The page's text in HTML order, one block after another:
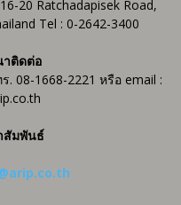
20 Ratchadapisek Road,
Tel : 0-2642-3400
ติดต่อ
1668-2221 หรือ email :
สัมพันธ์